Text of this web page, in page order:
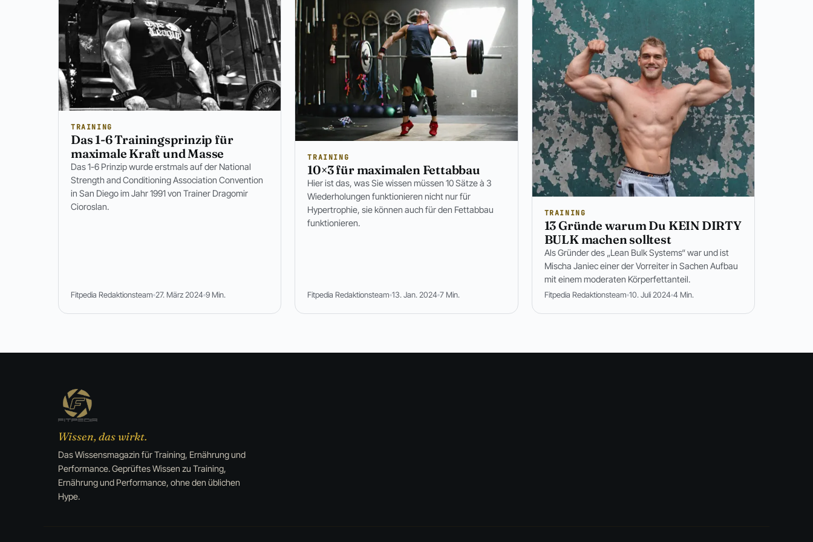
TRAINING
Das 1-6 Trainingsprinzip für
maximale Kraft und Masse
Das 1-6 Prinzip wurde erstmals auf der National
Strength and Conditioning Association Convention
in San Diego im Jahr 1991 von Trainer Dragomir
Cioroslan.
Fitpedia Redaktionsteam 27. März 2024 9 Min.
TRAINING
10×3 für maximalen Fettabbau
Hier ist das, was Sie wissen müssen 10 Sätze à 3
Wiederholungen funktionieren nicht nur für
Hypertrophie, sie können auch für den Fettabbau
funktionieren.
Fitpedia Redaktionsteam 13. Jan. 2024 7 Min.
TRAINING
13 Gründe warum Du KEIN DIRTY
BULK machen solltest
Als Gründer des „Lean Bulk Systems“ war und ist
Mischa Janiec einer der Vorreiter in Sachen Aufbau
mit einem moderaten Körperfettanteil.
Fitpedia Redaktionsteam 10. Juli 2024 4 Min.
Wissen, das wirkt.
Das Wissensmagazin für Training, Ernährung und
Performance. Geprüftes Wissen zu Training,
Ernährung und Performance, ohne den üblichen
Hype.